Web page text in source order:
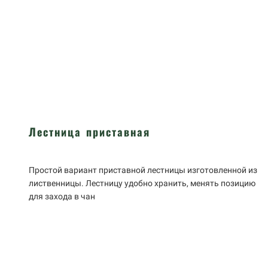
Лестница приставная
Простой вариант приставной лестницы изготовленной из
лиственницы. Лестницу удобно хранить, менять позицию
для захода в чан